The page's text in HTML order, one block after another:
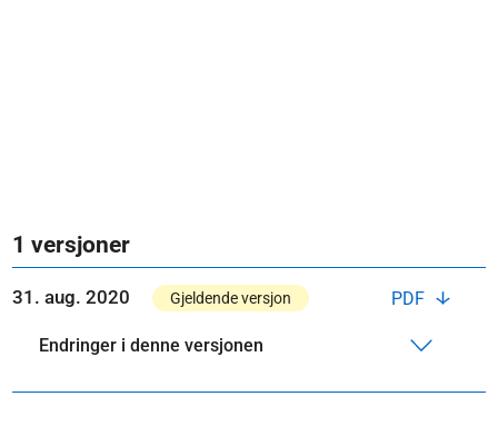
1 versjoner
PDF
31. aug. 2020 Gjeldende versjon
Endringer i denne versjonen